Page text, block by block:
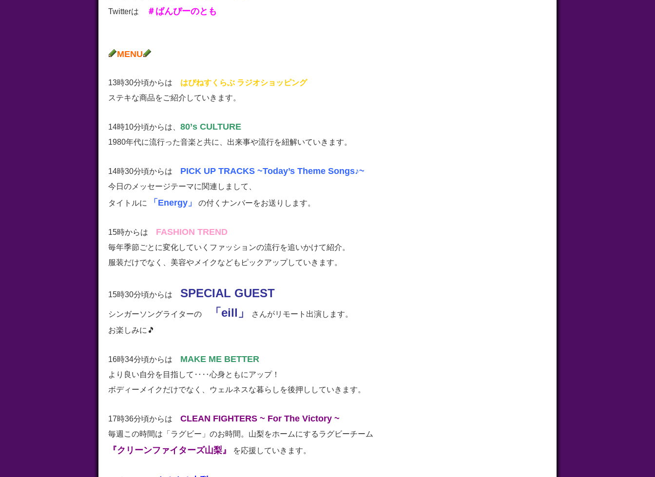
Twitterは ＃ばんぴーのとも
MENU
13時30分頃からは はぴねすくらぶ ラジオショッピング
ステキな商品をご紹介していきます。
14時10分頃からは、 80’s CULTURE
1980年代に流行った音楽と共に、出来事や流行を紐解いていきます。
14時30分頃からは PICK UP TRACKS ~Today’s Theme Songs♪~
今日のメッセージテーマに関連しまして、
タイトルに
「Energy」 の付くナンバーをお送りします。
15時からは FASHION TREND
毎年季節ごとに変化していくファッションの流行を追いかけて紹介。
服装だけでなく、美容やメイクなどもピックアップしていきます。
15時30分頃からは SPECIAL GUEST
シンガーソングライターの 「eill」
さんがリモート出演します。
お楽しみに🎵
16時34分頃からは MAKE ME BETTER
より良い自分を目指して‥‥心身ともにアップ！
ボディーメイクだけでなく、ウェルネスな暮らしを後押ししていきます。
17時36分頃からは CLEAN FIGHTERS ~ For The Victory ~
毎週この時間は「ラグビー」のお時間。山梨をホームにするラグビーチーム
『クリーンファイターズ山梨』 を応援していきます。